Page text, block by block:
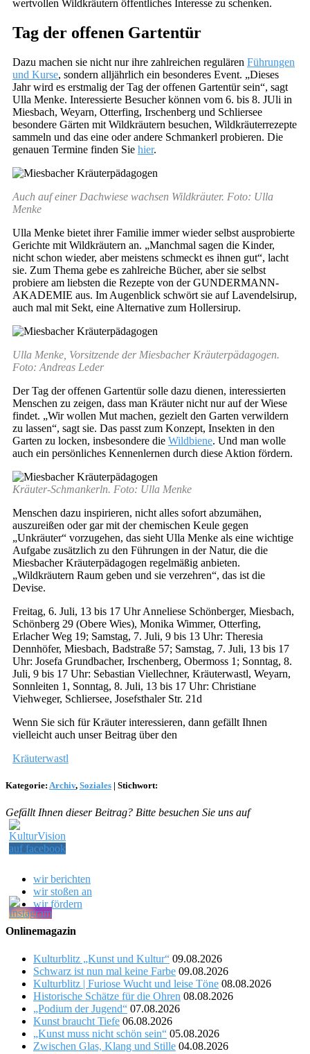
wertvollen Wildkräutern öffentliches Interesse zu schenken.
Tag der offenen Gartentür
Dazu machen sie nicht nur ihre zahlreichen regulären Führungen
und Kurse, sondern alljährlich ein besonderes Event. „Dieses
Jahr wird es erstmalig der Tag der offenen Gartentür sein“, sagt
Ulla Menke. Interessierte Besucher können vom 6. bis 8. JUli in
Miesbach, Weyarn, Otterfing, Irschenberg und Schliersee
besondere Gärten mit Wildkräutern besuchen, Wildkräuterrezepte
sammeln und das eine oder andere Schmankerl probieren. Die
genauen Termine finden Sie hier.
Auch auf einer Dachwiese wachsen Wildkräuter. Foto: Ulla
Menke
Ulla Menke bietet ihrer Familie immer wieder selbst ausprobierte
Gerichte mit Wildkräutern an. „Manchmal sagen die Kinder,
nicht schon wieder, aber meistens schmeckt es ihnen gut“, lacht
sie. Zum Thema gebe es zahlreiche Bücher, aber sie selbst
probiere am liebsten die Rezepte von der GUNDERMANN-
AKADEMIE aus. Im Augenblick schwört sie auf Lavendelsirup,
auch mal mit Sekt, eine Alternative zum Hollersirup.
Ulla Menke, Vorsitzende der Miesbacher Kräuterpädagogen.
Foto: Andreas Leder
Der Tag der offenen Gartentür solle dazu dienen, interessierten
Menschen zu zeigen, dass man Kräuter nicht nur auf der Wiese
findet. „Wir wollen Mut machen, gezielt den Garten verwildern
zu lassen“, sagt sie. Das passt zum Konzept, Insekten in den
Garten zu locken, insbesondere die Wildbiene. Und man wolle
auch ein persönliches Kennenlernen durch diese Aktion fördern.
Kräuter-Schmankerln. Foto: Ulla Menke
Menschen dazu inspirieren, nicht alles sofort abzumähen,
auszureißen oder gar mit der chemischen Keule gegen
„Unkräuter“ vorzugehen, das sieht Ulla Menke als eine wichtige
Aufgabe zusätzlich zu den Führungen in der Natur, die die
Miesbacher Kräuterpädagogen regelmäßig anbieten.
„Wildkräutern Raum geben und sie verzehren“, das ist die
Devise.
Freitag, 6. Juli, 13 bis 17 Uhr Anneliese Schönberger, Miesbach,
Schönberg 29 (Obere Wies), Monika Wimmer, Otterfing,
Erlacher Weg 19; Samstag, 7. Juli, 9 bis 13 Uhr: Theresia
Dennhöfer, Miesbach, Badstraße 57; Samstag, 7. Juli, 13 bis 17
Uhr: Josefa Grundbacher, Irschenberg, Obermoss 1; Sonntag, 8.
Juli, 9 bis 17 Uhr: Sebastian Viellechner, Kräuterwastl, Weyarn,
Sonnleiten 1, Sonntag, 8. Juli, 13 bis 17 Uhr: Christiane
Viehweger, Schliersee, Josefsthaler Str. 21d
Wenn Sie sich für Kräuter interessieren, dann gefällt Ihnen
vielleicht auch unser Beitrag über den
Kräuterwastl
Kategorie: Archiv, Soziales | Stichwort:
Gefällt Ihnen dieser Beitrag? Bitte besuchen Sie uns auf
wir berichten
wir stoßen an
wir fördern
Onlinemagazin
Kulturblitz „Kunst und Kultur“ 09.08.2026
Schwarz ist nun mal keine Farbe 09.08.2026
Kulturblitz | Furiose Wucht und leise Töne 08.08.2026
Historische Schätze für die Ohren 08.08.2026
„Podium der Jugend“ 07.08.2026
Kunst braucht Tiefe 06.08.2026
„Kunst muss nicht schön sein“ 05.08.2026
Zwischen Glas, Klang und Stille 04.08.2026